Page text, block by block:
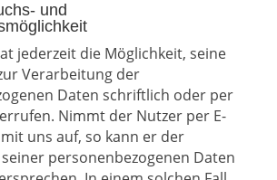
und
jederzeit die Möglichkeit, seine
Verarbeitung der
Daten schriftlich oder per
Nimmt der Nutzer per E-
uns auf, so kann er der
personenbezogenen Daten